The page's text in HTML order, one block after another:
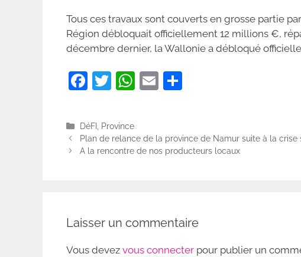
Tous ces travaux sont couverts en grosse partie
Région débloquait officiellement 12 millions €,
décembre dernier, la Wallonie a débloqué
F
c
e
b
T
itt
er
W
s
A
E
l
g
er
Catégories
DéFI Province
Plan de relance de la province de Namur suite à la crise
A la rencontre de nos producteurs locaux
Laisser un commentaire
Vous devez vous connecter pour publier un